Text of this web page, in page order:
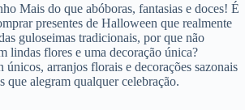
Mais do que abóboras, fantasias e doces! É
presentes de Halloween que realmente
guloseimas tradicionais, por que não
lindas flores e uma decoração única?
únicos, arranjos florais e decorações sazonais
que alegram qualquer celebração.